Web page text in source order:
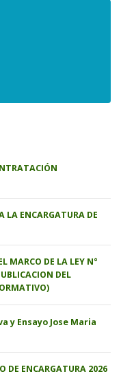
LA ENCARGATURA DE
MARCO DE LA LEY N°
DEL
y Ensayo Jose Maria
DE ENCARGATURA 2026